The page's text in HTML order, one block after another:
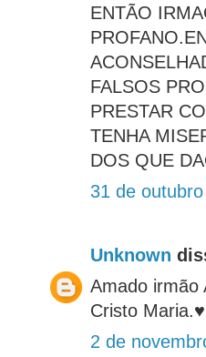
ENTÃO
FALSOS
PRESTAR
TENHA
DOS QUE
31 de
Unknown
Amado irmão
Cristo Maria.♥
2 de